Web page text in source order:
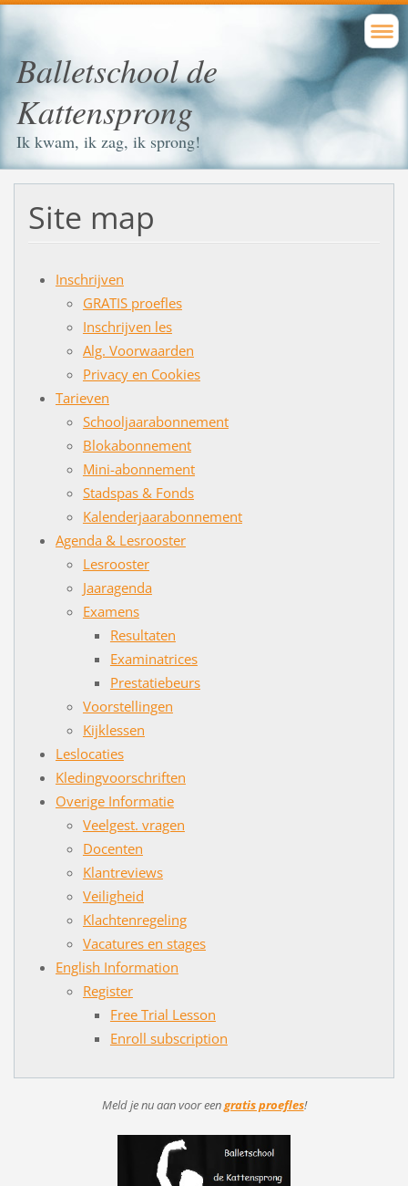
Balletschool de
Kattensprong
Ik kwam, ik zag, ik sprong!
Site map
Inschrijven
GRATIS proefles
Inschrijven les
Alg. Voorwaarden
Privacy en Cookies
Tarieven
Schooljaarabonnement
Blokabonnement
Mini-abonnement
Stadspas & Fonds
Kalenderjaarabonnement
Agenda & Lesrooster
Lesrooster
Jaaragenda
Examens
Resultaten
Examinatrices
Prestatiebeurs
Voorstellingen
Kijklessen
Leslocaties
Kledingvoorschriften
Overige Informatie
Veelgest. vragen
Docenten
Klantreviews
Veiligheid
Klachtenregeling
Vacatures en stages
English Information
Register
Free Trial Lesson
Enroll subscription
Meld je nu aan vooreengratis proefles!